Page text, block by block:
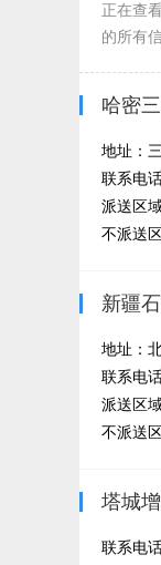
正在查
的所有
哈密
地址：
联系电
派送区
不派送
新疆
地址：
联系电
派送区
不派送
塔城
联系电